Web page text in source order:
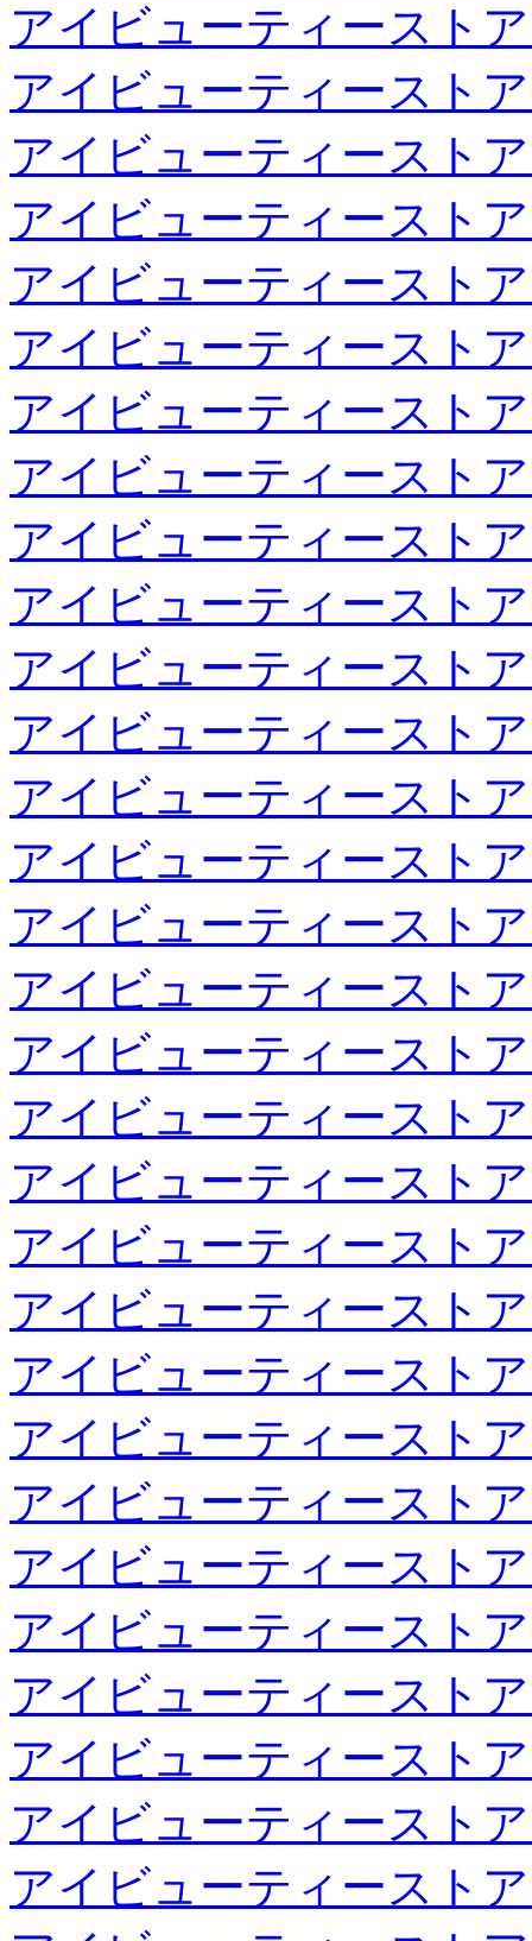
アイビューティースト
アイビューティースト
アイビューティースト
アイビューティースト
アイビューティースト
アイビューティースト
アイビューティースト
アイビューティースト
アイビューティースト
アイビューティースト
アイビューティースト
アイビューティースト
アイビューティースト
アイビューティースト
アイビューティースト
アイビューティースト
アイビューティースト
アイビューティースト
アイビューティースト
アイビューティースト
アイビューティースト
アイビューティースト
アイビューティースト
アイビューティースト
アイビューティースト
アイビューティースト
アイビューティースト
アイビューティースト
アイビューティースト
アイビューティースト